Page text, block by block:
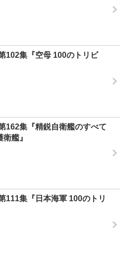
102集『空母 100のトリビ
162集『精鋭自衛艦のすべて
艦』
111集『日本海軍 100のトリ